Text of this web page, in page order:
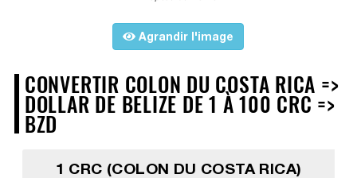
Agrandir l'image
CONVERTIR COLON DU COSTA RICA =>
DOLLAR DE BELIZE DE 1 À 100 CRC =>
BZD
1 CRC (COLON DU COSTA RICA)